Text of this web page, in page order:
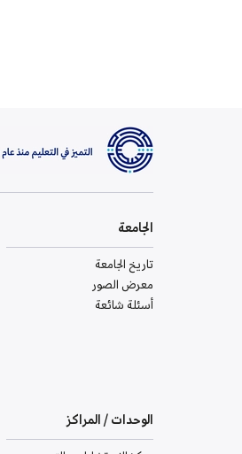
الجامعة
تاريخ الجامعة
معرض الصور
أسئلة شائعة
الوحدات / المراكز